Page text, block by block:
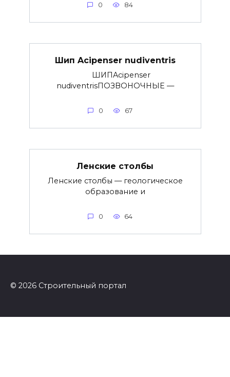
0 84
Шип Acipenser nudiventris
ШИПAcipenser
nudiventrisПОЗВОНОЧНЫЕ —
0 67
Ленские столбы
Ленские столбы — геологическое
образование и
0 64
© 2026 Строительный портал